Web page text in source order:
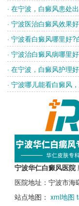
· 在宁波，白癜风患处
· 宁波医治白癜风效果
· 宁波看白癜风哪里好
· 宁波治白癜风病哪里
· 在宁波，白癜风护理
· 宁波哪儿能看白癜风
宁波华仁白癜风医院
医院地址：宁波市海
站点地图： xml地图